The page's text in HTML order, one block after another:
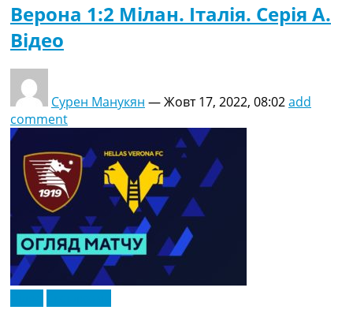
Верона 1:2 Мілан. Італія. Серія A.
Відео
Сурен Манукян —Жовт 17, 2022, 08:02add
comment